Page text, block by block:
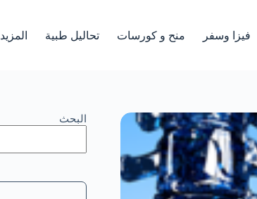
فيزا وسفر منح و كورسات تحاليل طبية المزيد
البحث